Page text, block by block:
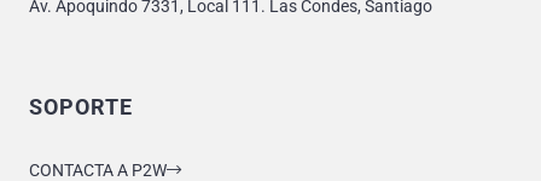
Av. Apoquindo 7331, Local 111. Las Condes, Santiago
SOPORTE
CONTACTA A P2W